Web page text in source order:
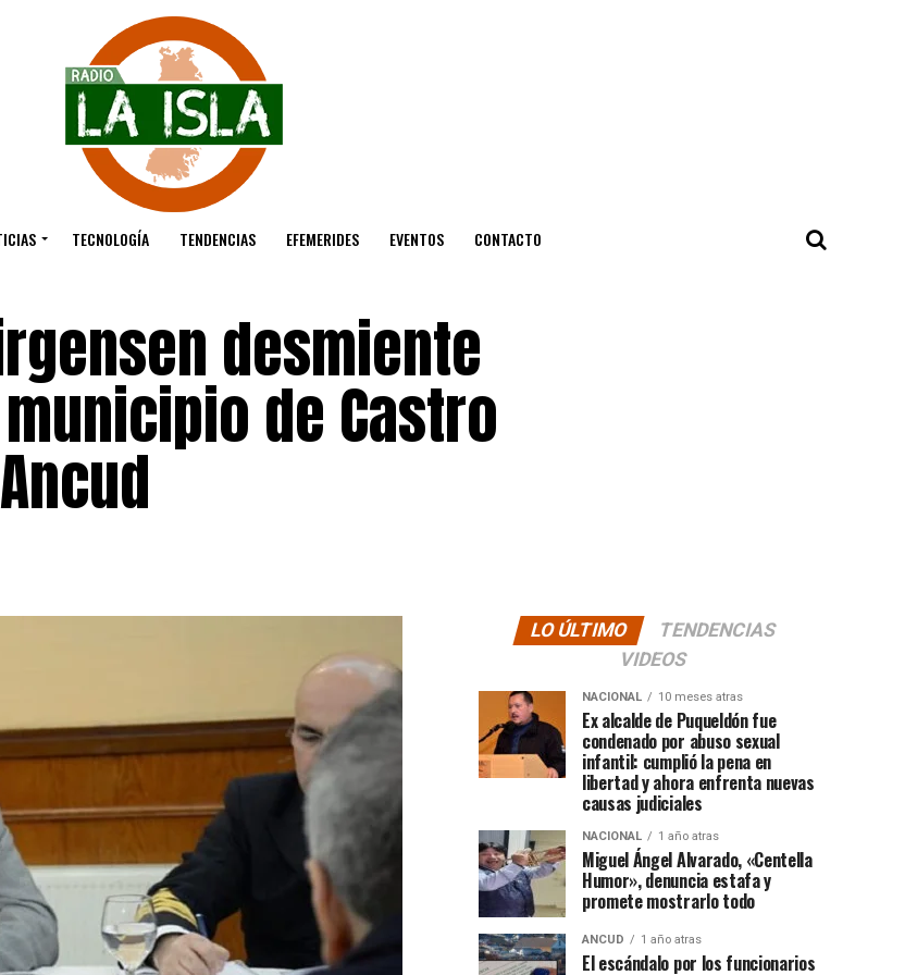
TECNOLOGÍA TENDENCIAS EFEMERIDES EVENTOS CONTACTO
desmiente
de Castro
LO ÚLTIMO
TENDENCIAS
VIDEOS
NACIONAL 10 meses atras
Ex alcalde de Puqueldón fue
condenado por abuso sexual
infantil: cumplió la pena en
libertad y ahora enfrenta nuevas
causas judiciales
NACIONAL 1 año atras
Miguel Ángel Alvarado, «Centella
Humor», denuncia estafa y
promete mostrarlo todo
ANCUD 1 año atras
El escándalo por los funcionarios